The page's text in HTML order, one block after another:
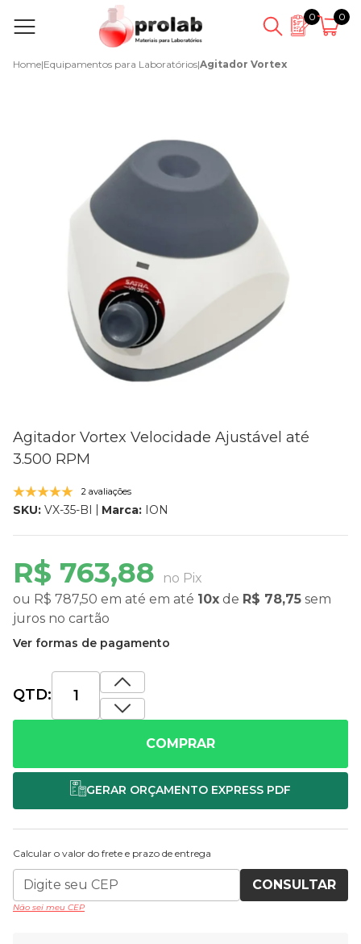
0 0
Home|Equipamentos para Laboratórios|Agitador Vortex
Agitador Vortex Velocidade Ajustável até
3.500 RPM
2 avaliações
SKU: VX-35-BI Marca: ION
R$ 763,88
no Pix
ou R$ 787,50 em até em até 10x de R$ 78,75 sem
juros no cartão
Ver formas de pagamento
QTD:
COMPRAR
Calcular o valor do frete e prazo de entrega
CONSULTAR
Não sei meu CEP